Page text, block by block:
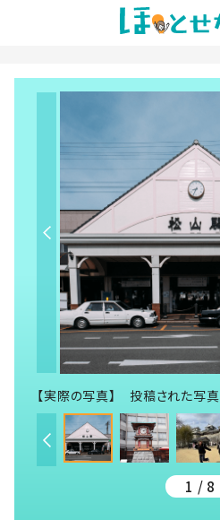
【実際の写真】 投稿された写真
1 / 8